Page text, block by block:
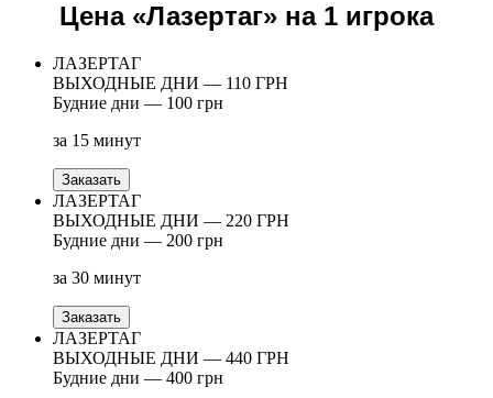
Цена «Лазертаг» на 1 игрока
ЛАЗЕРТАГ
ВЫХОДНЫЕ ДНИ — 110 ГРН
Будние дни — 100 грн
за 15 минут
Заказать
ЛАЗЕРТАГ
ВЫХОДНЫЕ ДНИ — 220 ГРН
Будние дни — 200 грн
за 30 минут
Заказать
ЛАЗЕРТАГ
ВЫХОДНЫЕ ДНИ — 440 ГРН
Будние дни — 400 грн